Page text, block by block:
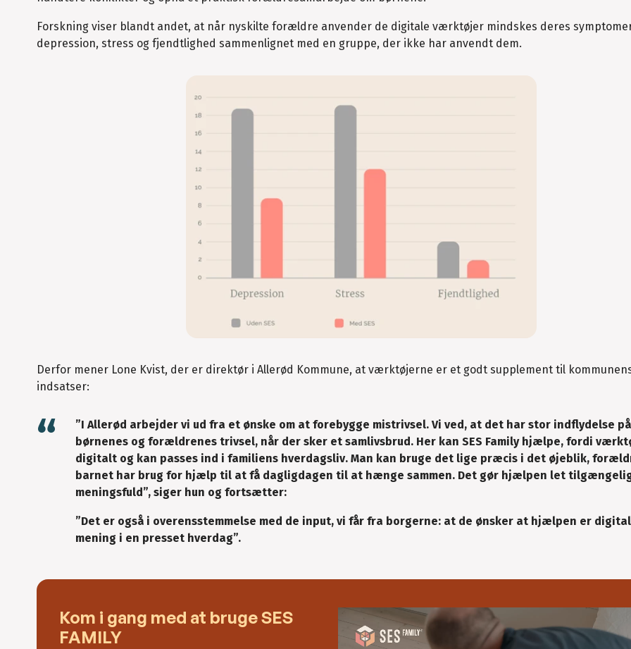
Forskning viser blandt andet, at når nyskilte forældre anvender de digitale værktøjer mindskes deres
depression, stress og fjendtlighed sammenlignet med en gruppe, der ikke har anvendt dem.
Derfor mener Lone Kvist, der er direktør i Allerød Kommune, at værktøjerne er et godt supplement til
indsatser:
”I Allerød arbejder vi ud fra et ønske om at forebygge mistrivsel. Vi ved, at det har stor indflydelse
børnenes og forældrenes trivsel, når der sker et samlivsbrud. Her kan SES Family hjælpe, fordi
digitalt og kan passes ind i familiens hverdagsliv. Man kan bruge det lige præcis i det øjeblik,
barnet har brug for hjælp til at få dagligdagen til at hænge sammen. Det gør hjælpen let
meningsfuld”, siger hun og fortsætter:
”Det er også i overensstemmelse med de input, vi får fra borgerne: at de ønsker at hjælpen er
mening i en presset hverdag”.
Kom i gang med at bruge SES
FAMILY